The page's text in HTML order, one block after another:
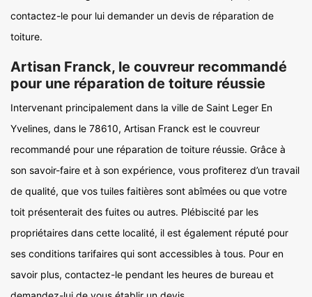
contactez-le pour lui demander un devis de réparation de
toiture.
Artisan Franck, le couvreur recommandé
pour une réparation de toiture réussie
Intervenant principalement dans la ville de Saint Leger En
Yvelines, dans le 78610, Artisan Franck est le couvreur
recommandé pour une réparation de toiture réussie. Grâce à
son savoir-faire et à son expérience, vous profiterez d’un travail
de qualité, que vos tuiles faitières sont abîmées ou que votre
toit présenterait des fuites ou autres. Plébiscité par les
propriétaires dans cette localité, il est également réputé pour
ses conditions tarifaires qui sont accessibles à tous. Pour en
savoir plus, contactez-le pendant les heures de bureau et